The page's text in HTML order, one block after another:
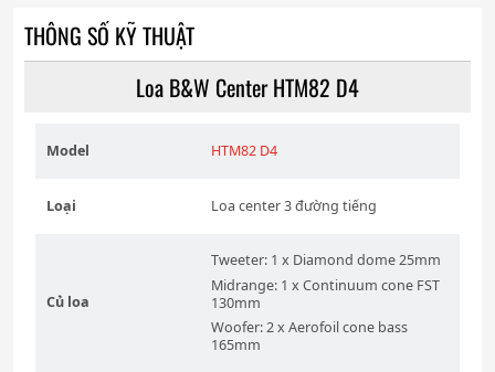
THÔNG SỐ KỸ THUẬT
Loa B&W Center HTM82 D4
Model HTM82 D4
Loại Loa center 3 đường tiếng
Củ loa
Tweeter: 1 x Diamond dome 25mm
Midrange: 1 x Continuum cone FST
130mm
Woofer: 2 x Aerofoil cone bass
165mm